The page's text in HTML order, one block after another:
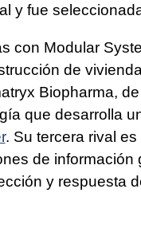
y fue
con Modular
de
Biopharma, de
que desarrolla
. Su tercera rival
de información
y respuesta